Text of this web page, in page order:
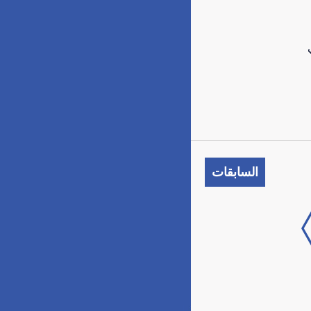
السابقات